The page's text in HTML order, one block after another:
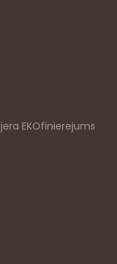
EKOfinierejums